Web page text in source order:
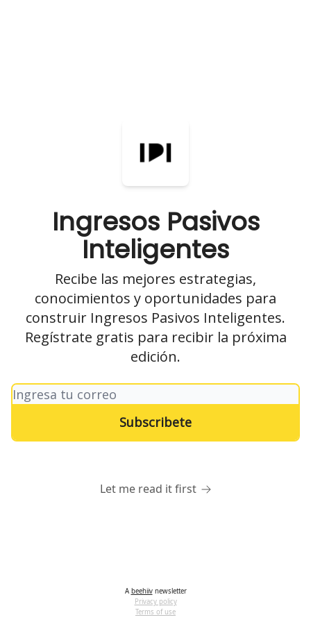
Ingresos Pasivos
Inteligentes
Recibe las mejores estrategias,
conocimientos y oportunidades para
construir Ingresos Pasivos Inteligentes.
Regístrate gratis para recibir la próxima
edición.
Let me read it first
A beehiivnewsletter
Privacy policy
Terms of use